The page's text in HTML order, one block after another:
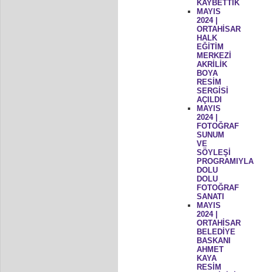
KAYBETTİK
MAYIS
2024 |
ORTAHİSAR
HALK
EĞİTİM
MERKEZİ
AKRİLİK
BOYA
RESİM
SERGİSİ
AÇILDI
MAYIS
2024 |
FOTOĞRAF
SUNUM
VE
SÖYLEŞİ
PROGRAMIYLA
DOLU
DOLU
FOTOĞRAF
SANATI
MAYIS
2024 |
ORTAHİSAR
BELEDİYE
BASKANI
AHMET
KAYA
RESİM